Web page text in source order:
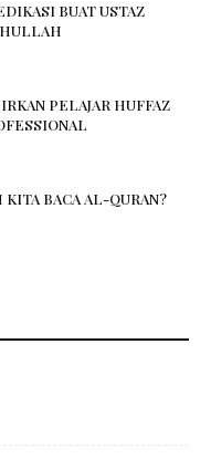
BUAT USTAZ
PELAJAR HUFFAZ
BACA AL-QURAN?